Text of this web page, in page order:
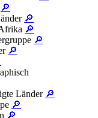
🔎
🔎
🔎
🔎
🔎
Länder 🔎
🔎
🔎